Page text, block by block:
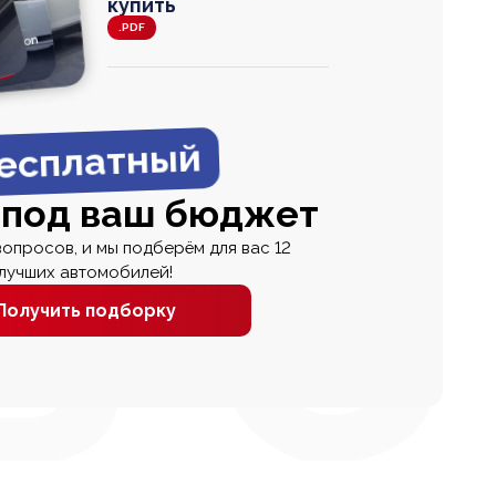
000
купить
.PDF
ваш бюджет
и мы подберём для вас 12
автомобилей!
подборку